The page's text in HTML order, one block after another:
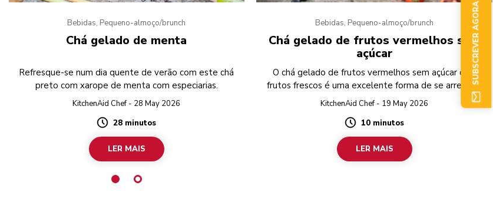
Bebidas, Pequeno-almoço/brunch
Chá gelado de menta
Refresque-se num dia quente de verão com este chá
preto com xarope de menta com especiarias.
KitchenAid Chef - 28 May 2026
Duration
28 minutos
LER MAIS
Bebidas, Pequeno-almoço/brunch
Chá gelado de frutos vermelhos sem
açúcar
O chá gelado de frutos vermelhos sem açúcar com
frutos frescos é uma excelente forma de se arrefecer
num dia quente de verão.
KitchenAid Chef - 19 May 2026
Duration
10 minutos
LER MAIS
SUBSCREVER AGORA